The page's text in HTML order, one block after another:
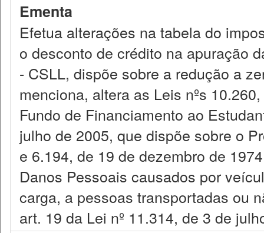
Ementa
Efetua alterações na tabela do
o desconto de crédito na apuração
- CSLL, dispõe sobre a redução a
menciona, altera as Leis nºs
Fundo de Financiamento ao
julho de 2005, que dispõe sobre o
e 6.194, de 19 de dezembro de
Danos Pessoais causados por
carga, a pessoas transportadas ou
art. 19 da Lei nº 11.314, de 3 de